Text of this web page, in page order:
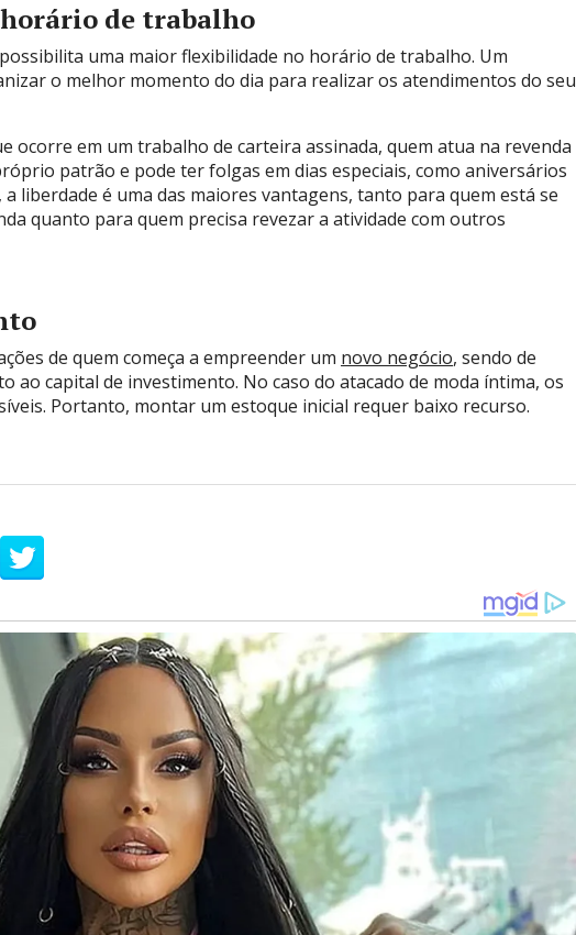
de trabalho
uma maior flexibilidade no horário de trabalho. Um
o melhor momento do dia para realizar os atendimentos do seu
ocorre em um trabalho de carteira assinada, quem atua na revenda
patrão e pode ter folgas em dias especiais, como aniversários
liberdade é uma das maiores vantagens, tanto para quem está se
quanto para quem precisa revezar a atividade com outros
de quem começa a empreender um novo negócio, sendo de
ao capital de investimento. No caso do atacado de moda íntima, os
Portanto, montar um estoque inicial requer baixo recurso.